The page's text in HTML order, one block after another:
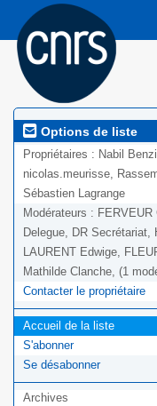
Options de liste
Propriétaires : Nabil
nicolas.meurisse,
Sébastien Lagrange
Modérateurs : FERVEUR
Delegue, DR Secrétariat,
LAURENT Edwige,
Mathilde Clanche, (1
Contacter le propriétaire
Accueil de la liste
S'abonner
Se désabonner
Archives